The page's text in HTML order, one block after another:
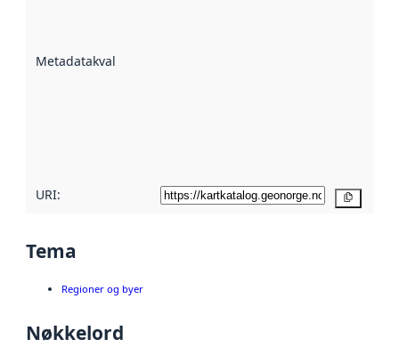
Metadatakvalitet
URI:
Tema
Regioner og byer
Nøkkelord